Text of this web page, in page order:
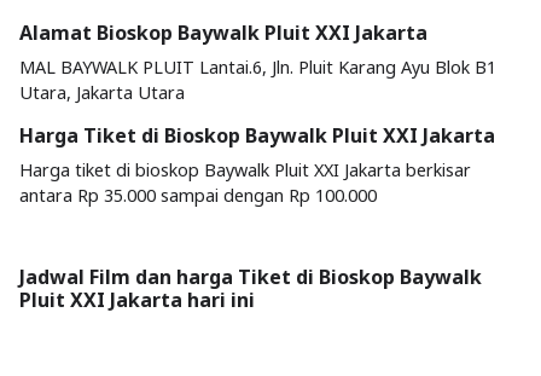
Alamat Bioskop Baywalk Pluit XXI Jakarta
MAL BAYWALK PLUIT Lantai.6, Jln. Pluit Karang Ayu Blok B1
Utara, Jakarta Utara
Harga Tiket di Bioskop Baywalk Pluit XXI Jakarta
Harga tiket di bioskop Baywalk Pluit XXI Jakarta berkisar
antara Rp 35.000 sampai dengan Rp 100.000
Jadwal Film dan harga Tiket di Bioskop Baywalk
Pluit XXI Jakarta hari ini